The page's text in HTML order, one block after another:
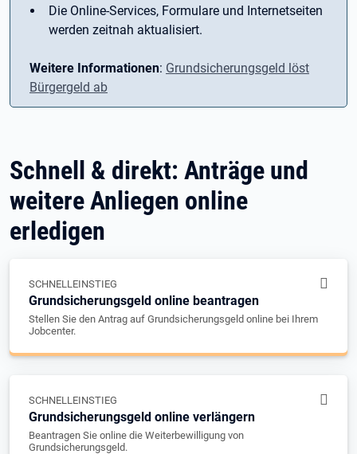
Die Online-Services, Formulare und Internetseiten
werden zeitnah aktualisiert.
Weitere Informationen: Grundsicherungsgeld löst
Bürgergeld ab
Schnell & direkt: Anträge und
weitere Anliegen online
erledigen
SCHNELLEINSTIEG
Grundsicherungsgeld online beantragen
Stellen Sie den Antrag auf Grundsicherungsgeld online bei Ihrem
Jobcenter.
SCHNELLEINSTIEG
Grundsicherungsgeld online verlängern
Beantragen Sie online die Weiterbewilligung von
Grundsicherungsgeld.